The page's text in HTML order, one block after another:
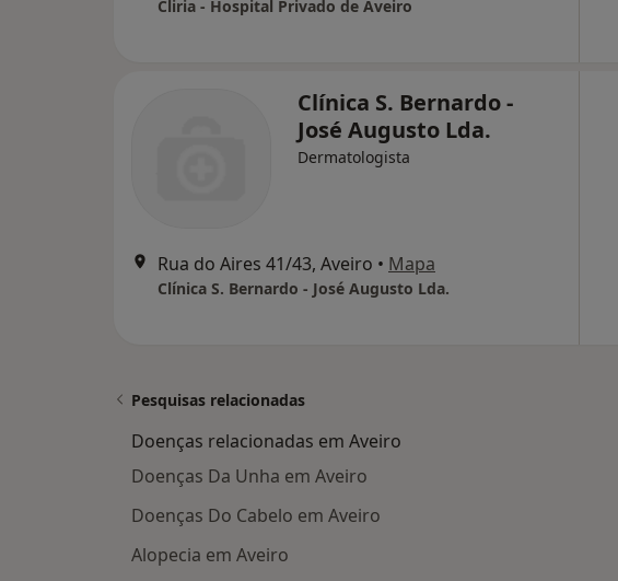
Cliria - Hospital Privado de Aveiro
Clínica S. Bernardo -
José Augusto Lda.
Dermatologista
Rua do Aires 41/43, Aveiro • Mapa
Clínica S. Bernardo - José Augusto Lda.
Pesquisas relacionadas
Doenças relacionadas em Aveiro
Doenças Da Unha em Aveiro
Doenças Do Cabelo em Aveiro
Alopecia em Aveiro